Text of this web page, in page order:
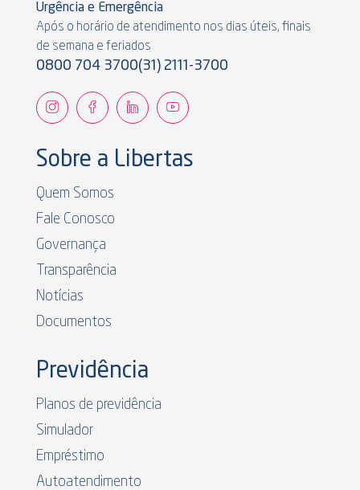
Urgência e Emergência
Após o horário de atendimento nos dias úteis, finais
de semana e feriados
0800 704 3700(31) 2111-3700
Sobre a Libertas
Quem Somos
Fale Conosco
Governança
Transparência
Notícias
Documentos
Previdência
Planos de previdência
Simulador
Empréstimo
Autoatendimento